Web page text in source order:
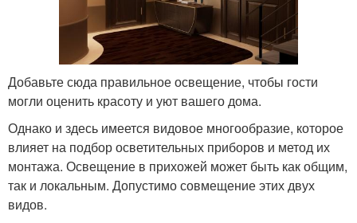
Добавьте сюда правильное освещение, чтобы гости
могли оценить красоту и уют вашего дома.
Однако и здесь имеется видовое многообразие, которое
влияет на подбор осветительных приборов и метод их
монтажа. Освещение в прихожей может быть как общим,
так и локальным. Допустимо совмещение этих двух
видов.